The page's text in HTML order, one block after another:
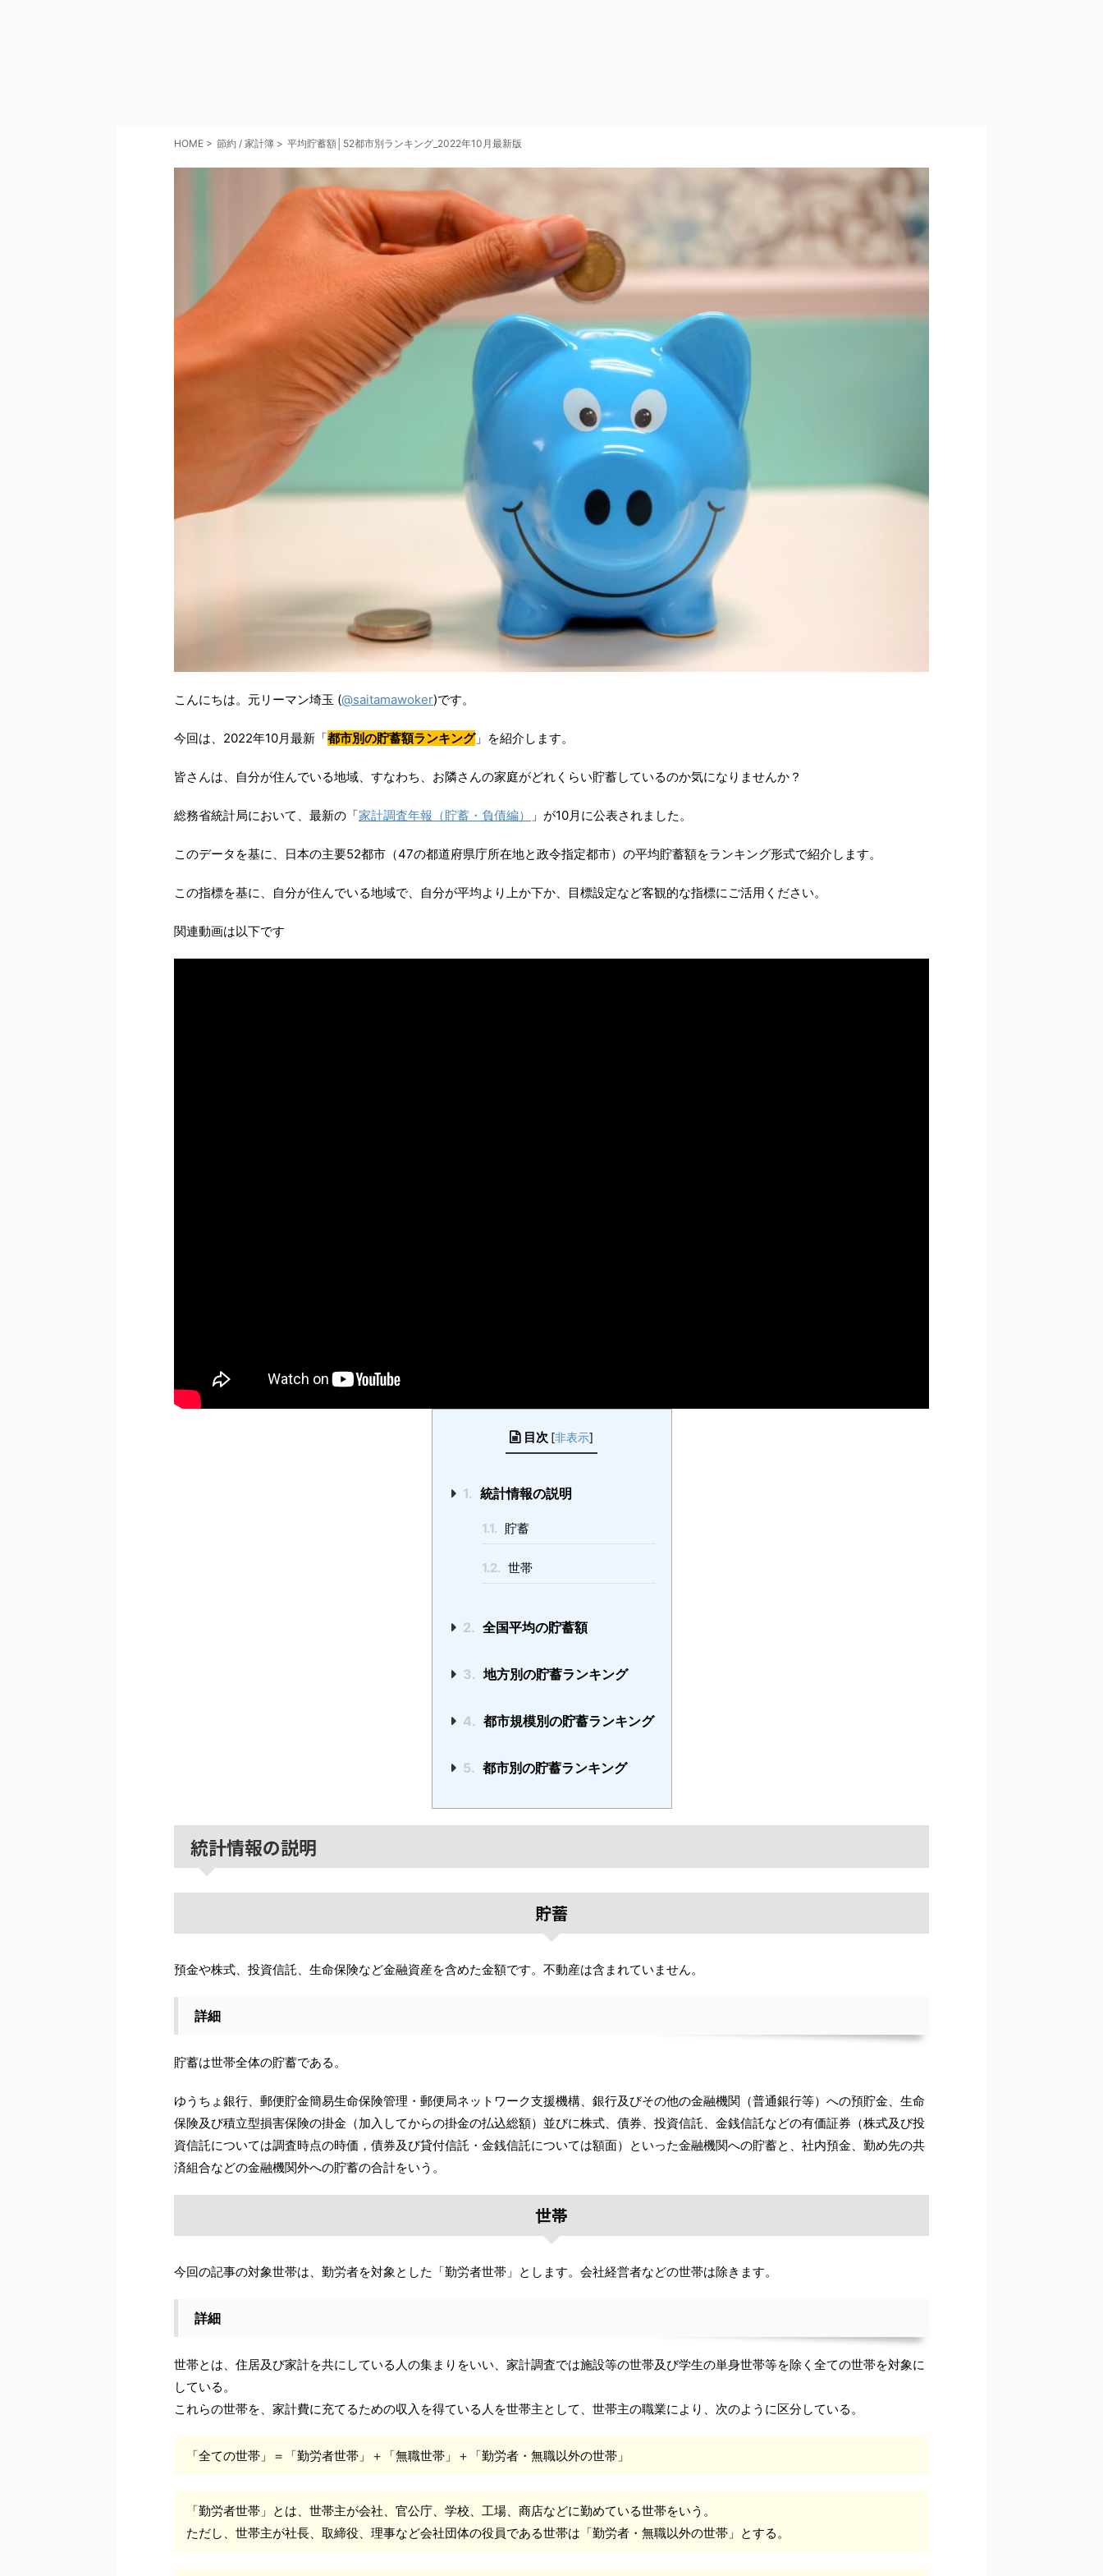
HOME > 節約 / 家計簿 > 平均貯蓄額│52都市別ランキング_2022年10月最新版
こんにちは。元リーマン埼玉 (@saitamawoker)です。
今回は、2022年10月最新「都市別の貯蓄額ランキング」を紹介します。
皆さんは、自分が住んでいる地域、すなわち、お隣さんの家庭がどれくらい貯蓄しているのか気になりませんか？
総務省統計局において、最新の「家計調査年報（貯蓄・負債編） 」が10月に公表されました。
このデータを基に、日本の主要52都市（47の都道府県庁所在地と政令指定都市）の平均貯蓄額をランキング形式で紹介します。
この指標を基に、自分が住んでいる地域で、自分が平均より上か下か、目標設定など客観的な指標にご活用ください。
関連動画は以下です
目次 [非表示]
1. 統計情報の説明
1.1. 貯蓄
1.2. 世帯
2. 全国平均の貯蓄額
3. 地方別の貯蓄ランキング
4. 都市規模別の貯蓄ランキング
5. 都市別の貯蓄ランキング
統計情報の説明
貯蓄
預金や株式、投資信託、生命保険など金融資産を含めた金額です。不動産は含まれていません。
詳細
貯蓄は世帯全体の貯蓄である。
ゆうちょ銀行、郵便貯金簡易生命保険管理・郵便局ネットワーク支援機構、銀行及びその他の金融機関（普通銀行等）への預貯金、生命
保険及び積立型損害保険の掛金（加入してからの掛金の払込総額）並びに株式、債券、投資信託、金銭信託などの有価証券（株式及び投
資信託については調査時点の時価，債券及び貸付信託・金銭信託については額面）といった金融機関への貯蓄と、社内預金、勤め先の共
済組合などの金融機関外への貯蓄の合計をいう。
世帯
今回の記事の対象世帯は、勤労者を対象とした「勤労者世帯」とします。会社経営者などの世帯は除きます。
詳細
世帯とは、住居及び家計を共にしている人の集まりをいい、家計調査では施設等の世帯及び学生の単身世帯等を除く全ての世帯を対象に
している。
これらの世帯を、家計費に充てるための収入を得ている人を世帯主として、世帯主の職業により、次のように区分している。
「全ての世帯」＝「勤労者世帯」＋「無職世帯」＋「勤労者・無職以外の世帯」
「勤労者世帯」とは、世帯主が会社、官公庁、学校、工場、商店などに勤めている世帯をいう。
ただし、世帯主が社長、取締役、理事など会社団体の役員である世帯は「勤労者・無職以外の世帯」とする。